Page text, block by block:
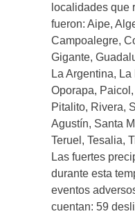
localidades que
fueron: Aipe,
Campoalegre,
Gigante,
La Argentina,
Oporapa,
Pitalito, Rivera,
Agustín, Santa
Teruel, Tesalia,
Las fuertes
durante esta
eventos
cuentan: 59